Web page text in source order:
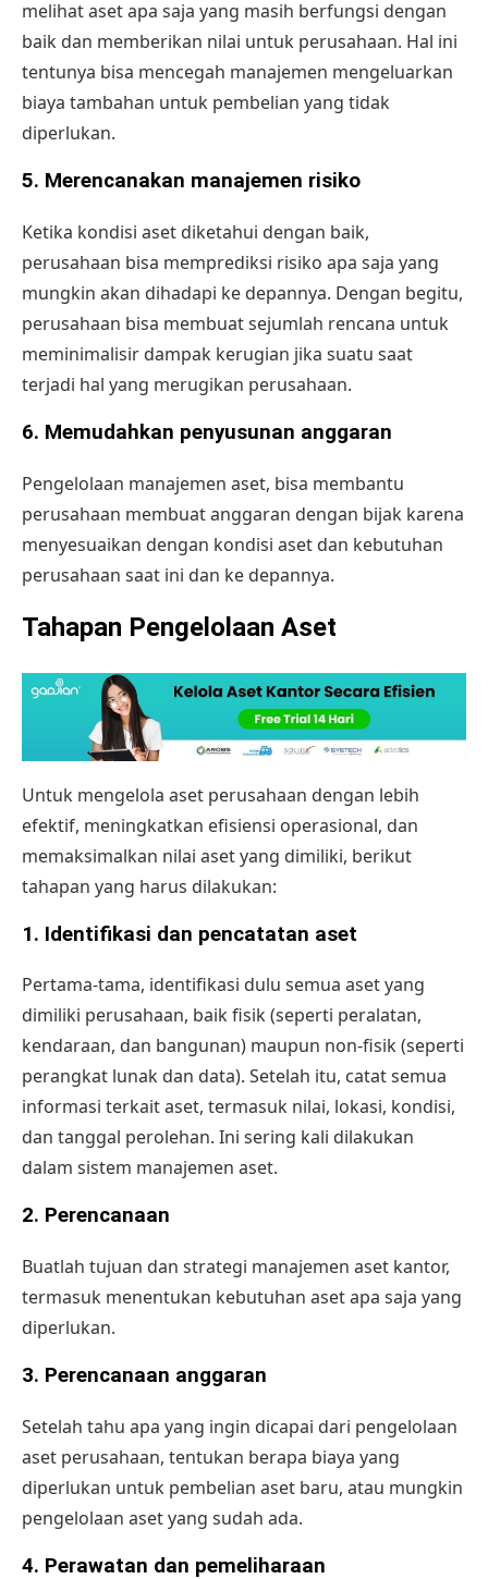
melihat aset apa saja yang masih berfungsi dengan
baik dan memberikan nilai untuk perusahaan. Hal ini
tentunya bisa mencegah manajemen mengeluarkan
biaya tambahan untuk pembelian yang tidak
diperlukan.
5. Merencanakan manajemen risiko
Ketika kondisi aset diketahui dengan baik,
perusahaan bisa memprediksi risiko apa saja yang
mungkin akan dihadapi ke depannya. Dengan begitu,
perusahaan bisa membuat sejumlah rencana untuk
meminimalisir dampak kerugian jika suatu saat
terjadi hal yang merugikan perusahaan.
6. Memudahkan penyusunan anggaran
Pengelolaan manajemen aset, bisa membantu
perusahaan membuat anggaran dengan bijak karena
menyesuaikan dengan kondisi aset dan kebutuhan
perusahaan saat ini dan ke depannya.
Tahapan Pengelolaan Aset
Untuk mengelola aset perusahaan dengan lebih
efektif, meningkatkan efisiensi operasional, dan
memaksimalkan nilai aset yang dimiliki, berikut
tahapan yang harus dilakukan:
1. Identifikasi dan pencatatan aset
Pertama-tama, identifikasi dulu semua aset yang
dimiliki perusahaan, baik fisik (seperti peralatan,
kendaraan, dan bangunan) maupun non-fisik (seperti
perangkat lunak dan data). Setelah itu, catat semua
informasi terkait aset, termasuk nilai, lokasi, kondisi,
dan tanggal perolehan. Ini sering kali dilakukan
dalam sistem manajemen aset.
2. Perencanaan
Buatlah tujuan dan strategi manajemen aset kantor,
termasuk menentukan kebutuhan aset apa saja yang
diperlukan.
3. Perencanaan anggaran
Setelah tahu apa yang ingin dicapai dari pengelolaan
aset perusahaan, tentukan berapa biaya yang
diperlukan untuk pembelian aset baru, atau mungkin
pengelolaan aset yang sudah ada.
4. Perawatan dan pemeliharaan